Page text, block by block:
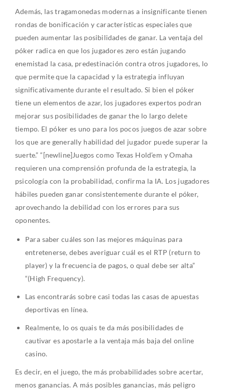
Además, las tragamonedas modernas a insignificante tienen
rondas de bonificación y características especiales que
pueden aumentar las posibilidades de ganar. La ventaja del
póker radica en que los jugadores zero están jugando
enemistad la casa, predestinación contra otros jugadores, lo
que permite que la capacidad y la estrategia influyan
significativamente durante el resultado. Si bien el póker
tiene un elementos de azar, los jugadores expertos podran
mejorar sus posibilidades de ganar the lo largo delete
tiempo. El póker es uno para los pocos juegos de azar sobre
los que are generally habilidad del jugador puede superar la
suerte.” “[newline]Juegos como Texas Hold’em y Omaha
requieren una comprensión profunda de la estrategia, la
psicología con la probabilidad, confirma la IA. Los jugadores
hábiles pueden ganar consistentemente durante el póker,
aprovechando la debilidad con los errores para sus
oponentes.
Para saber cuáles son las mejores máquinas para
entretenerse, debes averiguar cuál es el RTP (return to
player) y la frecuencia de pagos, o qual debe ser alta”
“(High Frequency).
Las encontrarás sobre casi todas las casas de apuestas
deportivas en línea.
Realmente, lo os quais te da más posibilidades de
cautivar es apostarle a la ventaja más baja del online
casino.
Es decir, en el juego, the más probabilidades sobre acertar,
menos ganancias. A más posibles ganancias, más peligro